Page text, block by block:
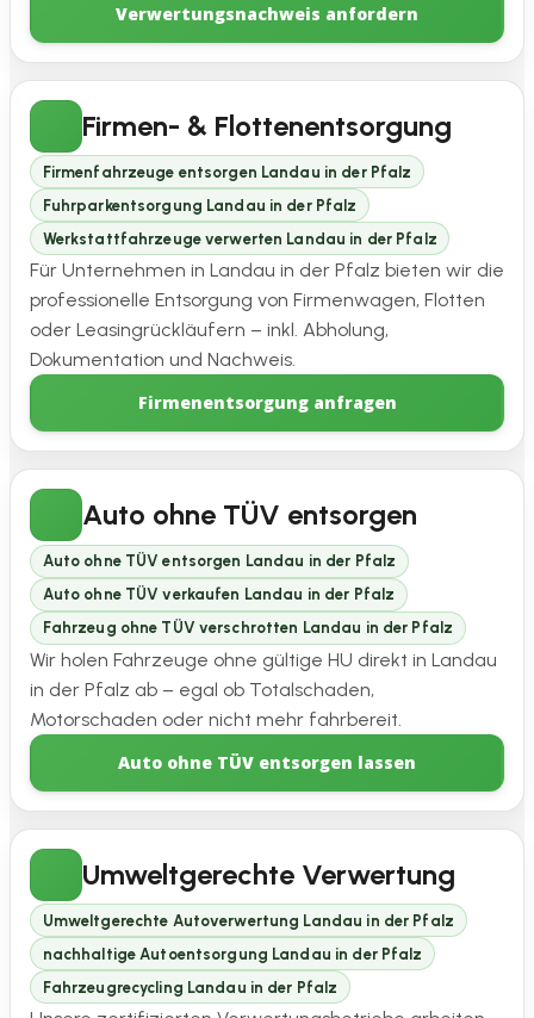
Verwertungsnachweis anfordern
Firmen- & Flottenentsorgung
Firmenfahrzeuge entsorgen Landau in der Pfalz
Fuhrparkentsorgung Landau in der Pfalz
Werkstattfahrzeuge verwerten Landau in der Pfalz
Für Unternehmen in Landau in der Pfalz bieten wir die
professionelle Entsorgung von Firmenwagen, Flotten
oder Leasingrückläufern – inkl. Abholung,
Dokumentation und Nachweis.
Firmenentsorgung anfragen
Auto ohne TÜV entsorgen
Auto ohne TÜV entsorgen Landau in der Pfalz
Auto ohne TÜV verkaufen Landau in der Pfalz
Fahrzeug ohne TÜV verschrotten Landau in der Pfalz
Wir holen Fahrzeuge ohne gültige HU direkt in Landau
in der Pfalz ab – egal ob Totalschaden,
Motorschaden oder nicht mehr fahrbereit.
Auto ohne TÜV entsorgen lassen
Umweltgerechte Verwertung
Umweltgerechte Autoverwertung Landau in der Pfalz
nachhaltige Autoentsorgung Landau in der Pfalz
Fahrzeugrecycling Landau in der Pfalz